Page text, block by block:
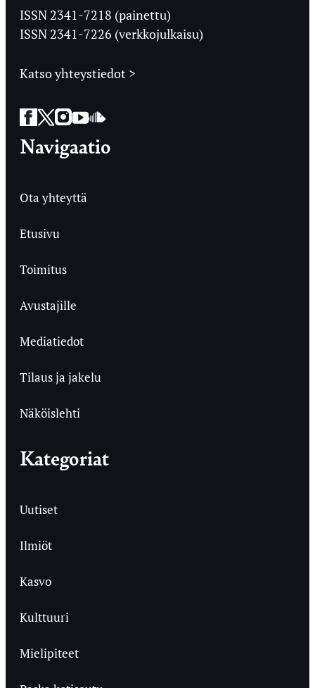
Ylioppilaslehti
ISSN 2341-7218 (painettu)
ISSN 2341-7226 (verkkojulkaisu)
Katso yhteystiedot >
Facebook
Twitter
Instagram
YouTube
SoundCloud
Navigaatio
Ota yhteyttä
Etusivu
Toimitus
Avustajille
Mediatiedot
Tilaus ja jakelu
Näköislehti
Kategoriat
Uutiset
Ilmiöt
Kasvo
Kulttuuri
Mielipiteet